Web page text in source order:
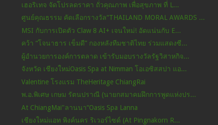
เฮอริเทจ จัดโปรลดราคา ถั่วคุณภาพ เพื่อสุขภาพ ที่ L...
ศูนย์คุณธรรม คัดเลือกรางวัล“THAILAND MORAL AWARDS ...
MSI กับการเปิดตัว Claw 8 AI+ เจนใหม่! อัดแน่นกับ E...
คว้า “โจนาธาร เข็มดี” กองหลังทีมชาติไทย ร่วมแสดงซี...
ผู้อำนวยการองค์การตลาด เข้ารับมอบรางวัลรัฐวิสาหกิจ...
จังหวัด เชียงใหม่Oasis Spa at Nimman โอเอซิสสปา แอ...
Valentine โรงแรม TheHeritage ChiangRai
พ.อ.พิเศษ เกษม รัตนปราณี (นายกสมาคมฝึกการพูดแห่งปร...
At ChiangMai"ลานนา“Oasis Spa Lanna
เชียงใหม่แอท พิงค์นคร ริเวอร์ไซด์ (At Pingnakorn R...